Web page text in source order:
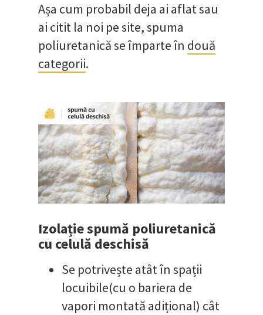
Așa cum probabil deja ai aflat sau
ai citit la noi pe site, spuma
poliuretanică se împarte în două
categorii.
Izolație spumă poliuretanică
cu celulă deschisă
Se potrivește atât în spații
locuibile(cu o bariera de
vapori montată adițional) cât